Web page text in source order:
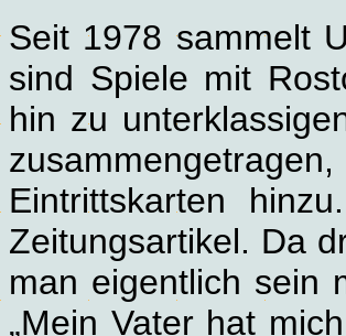
Seit 1978 sammelt
sind Spiele mit
hin zu
Eintrittskarten
Zeitungsartikel. Da
man eigentlich sein
„Mein Vater hat